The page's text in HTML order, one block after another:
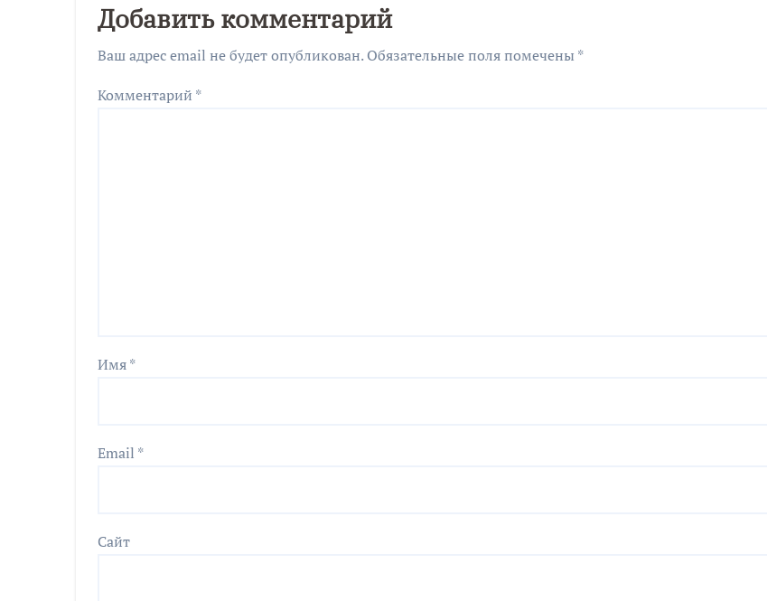
Добавить комментарий
Ваш адрес email не будет опубликован. Обязательные поля помечены *
Комментарий *
Имя*
Email *
Сайт